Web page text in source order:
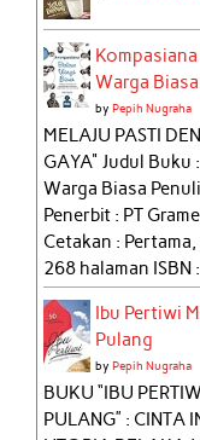
Warga Biasa
byPepih Nugraha
MELAJU PASTI
GAYA" Judul Buku
Warga Biasa
Penerbit : PT
Cetakan :
268 halaman
Ibu Pertiwi
Pulang
byPepih Nugraha
BUKU “IBU
PULANG” : CINTA